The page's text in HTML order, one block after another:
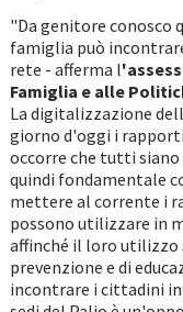
"Da genitore conosco
famiglia può
rete - afferma l
Famiglia e alle
La digitalizzazione
giorno d'oggi i
occorre che tutti
quindi fondamentale
mettere al corrente i
possono utilizzare in
affinché il loro utilizzo
prevenzione e di
incontrare i cittadini